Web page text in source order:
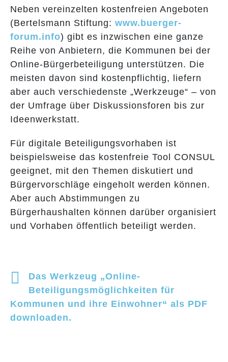
Neben vereinzelten kostenfreien Angeboten
(Bertelsmann Stiftung: www.buerger-
forum.info) gibt es inzwischen eine ganze
Reihe von Anbietern, die Kommunen bei der
Online-Bürgerbeteiligung unterstützen. Die
meisten davon sind kostenpflichtig, liefern
aber auch verschiedenste „Werkzeuge“ – von
der Umfrage über Diskussionsforen bis zur
Ideenwerkstatt.
Für digitale Beteiligungsvorhaben ist
beispielsweise das kostenfreie Tool CONSUL
geeignet, mit den Themen diskutiert und
Bürgervorschläge eingeholt werden können.
Aber auch Abstimmungen zu
Bürgerhaushalten können darüber organisiert
und Vorhaben öffentlich beteiligt werden.
Das Werkzeug „Online-
Beteiligungsmöglichkeiten für
Kommunen und ihre Einwohner“ als PDF
downloaden.